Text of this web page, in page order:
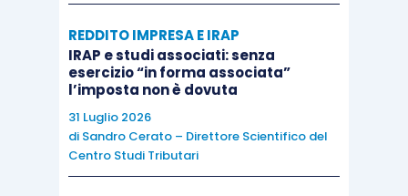
relazione sulla gestione;
eseguire unriscontrodella relazione sulla
gestione con ilbilancio
utilizzati per la redazione dello stesso o
con il sistema di
con lescritture contabili
REDDITO IMPRESA E IRAP
IRAP e studi associati: senza
esercizio “in forma associata”
l’imposta non è dovuta
31 Luglio 2026
di Sandro Cerato – Direttore Scientifico del
Centro Studi Tributari